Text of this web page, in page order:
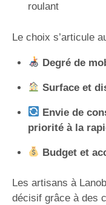
roulant
Le choix s’articule
Degré de
Surface et
Envie de
priorité à la
Budget et
Les artisans à
décisif grâce à des